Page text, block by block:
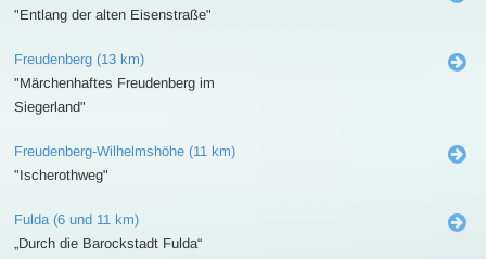
"Entlang der alten Eisenstraße"
Freudenberg (13 km)
"Märchenhaftes Freudenberg im
Siegerland"
Freudenberg-Wilhelmshöhe (11 km)
"Ischerothweg"
Fulda (6 und 11 km)
„Durch die Barockstadt Fulda“